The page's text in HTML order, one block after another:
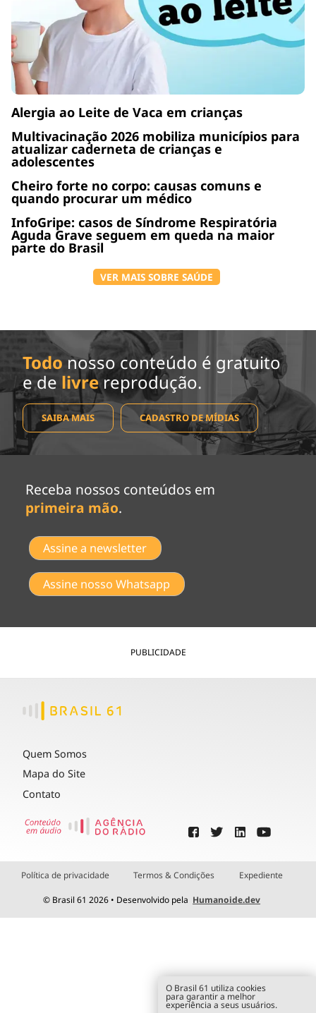
Alergia ao Leite de Vaca em crianças
Multivacinação 2026 mobiliza municípios para
atualizar caderneta de crianças e
adolescentes
Cheiro forte no corpo: causas comuns e
quando procurar um médico
InfoGripe: casos de Síndrome Respiratória
Aguda Grave seguem em queda na maior
parte do Brasil
VER MAIS SOBRE SAÚDE
Todo nosso conteúdo é gratuito
e de livrereprodução.
SAIBA MAIS CADASTRO DE MÍDIAS
Receba nossos conteúdos em
primeira mão.
Assine a newsletter
Assine nosso Whatsapp
PUBLICIDADE
Quem Somos
Mapa do Site
Contato
Política de privacidade Termos & Condições Expediente
© Brasil 61 2026 • Desenvolvido pela Humanoide.dev
O Brasil 61 utiliza cookies
para garantir a melhor
experiência a seus usuários.